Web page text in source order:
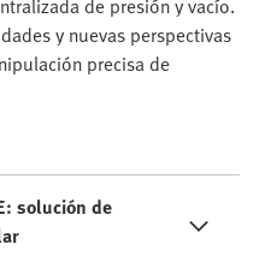
de presión y vacío.
y nuevas perspectivas
precisa de
solución de